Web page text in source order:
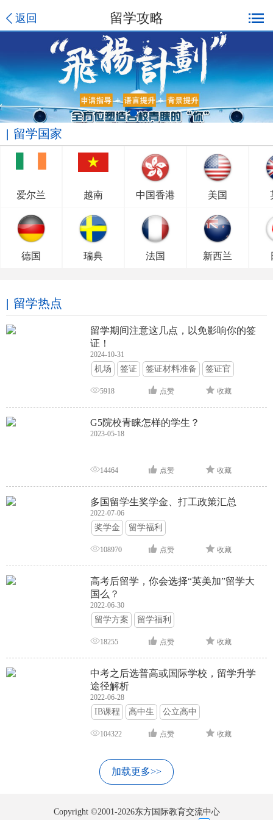
返回 留学攻略
留学国家
爱尔兰 越南 中国香港 美国
德国 瑞典 法国 新西兰
留学热点
留学期间注意这几点，以免影响你的签
证！
2024-10-31
机场 签证 签证材料准备 签证官
签证面试 签证申请攻略
5918 点赞 收藏
G5院校青睐怎样的学生？
2023-05-18
14464 点赞 收藏
多国留学生奖学金、打工政策汇总
2022-07-06
奖学金 留学福利
108970 点赞 收藏
高考后留学，你会选择“英美加”留学大
国么？
2022-06-30
留学方案 留学福利
18255 点赞 收藏
中考之后选普高或国际学校，留学升学
途径解析
2022-06-28
IB课程 高中生 公立高中
104322 点赞 收藏
加载更多>>
Copyright ©2001-2026东方国际教育交流中心